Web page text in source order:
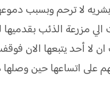
لا ترحم وبسبب
مزرعة الذئب
لا أحد يتبعها الان
على اتساعها حين